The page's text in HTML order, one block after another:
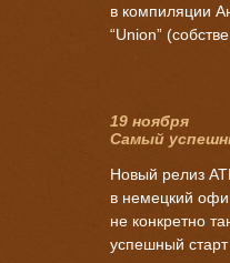
в компиляции
“Union”
19 ноября
Самый
Новый релиз
в немецкий
не конкретно
успешный